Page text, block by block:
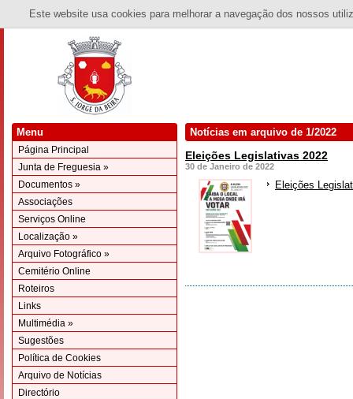
Este website usa cookies para melhorar a navegação dos nossos
Menu
Página Principal
Junta de Freguesia »
Documentos »
Associações
Serviços Online
Localização »
Arquivo Fotográfico »
Cemitério Online
Roteiros
Links
Multimédia »
Sugestões
Política de Cookies
Arquivo de Notícias
Directório
Notícias em arquivo de 1/2022
Eleições Legislativas 2022
30 de Janeiro de 2022
Eleições